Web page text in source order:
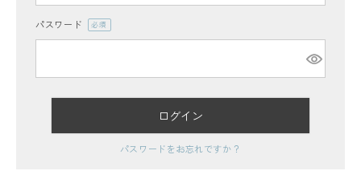
レディースボトムス
パスワード
(必
ログイン
パスワードをお忘れですか？